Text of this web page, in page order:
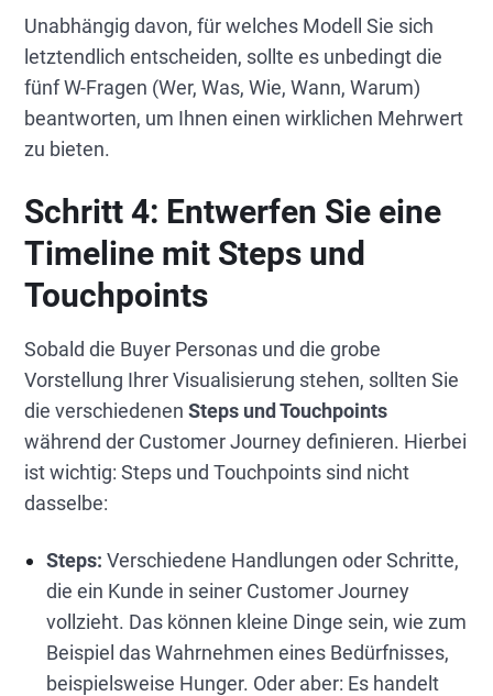
Unabhängig davon, für welches Modell Sie sich
letztendlich entscheiden, sollte es unbedingt die
fünf W-Fragen (Wer, Was, Wie, Wann, Warum)
beantworten, um Ihnen einen wirklichen Mehrwert
zu bieten.
Schritt 4: Entwerfen Sie eine
Timeline mit Steps und
Touchpoints
Sobald die Buyer Personas und die grobe
Vorstellung Ihrer Visualisierung stehen, sollten Sie
die verschiedenenSteps und Touchpoints
während der Customer Journey definieren. Hierbei
ist wichtig: Steps und Touchpoints sind nicht
dasselbe:
Steps: Verschiedene Handlungen oder Schritte,
die ein Kunde in seiner Customer Journey
vollzieht. Das können kleine Dinge sein, wie zum
Beispiel das Wahrnehmen eines Bedürfnisses,
beispielsweise Hunger. Oder aber: Es handelt